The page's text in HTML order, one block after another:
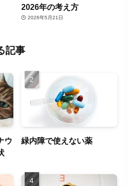
2026年の考え方
2026年5月21日
記事
ウ
緑内障で使えない薬